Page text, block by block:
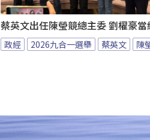
蔡英文出任陳瑩競總主委 劉櫂豪當
政經 2026九合一選舉 蔡英文 陳